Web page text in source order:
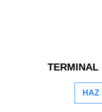
TERMINAL
HAZ